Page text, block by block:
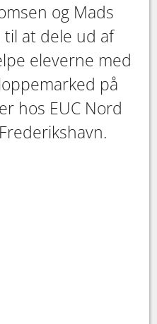
og Mads
til at dele ud af
eleverne med
på
hos EUC Nord